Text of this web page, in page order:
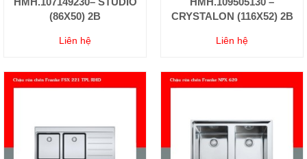
(86X50) 2B
Liên hệ
CRYSTALON (116X52) 2B
Liên hệ